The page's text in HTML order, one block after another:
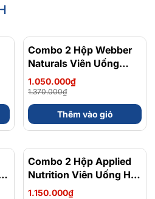
- 23%
Combo 2 Hộp Webber
Naturals Viên Uống
Magie Dễ Dàng Hấp
Làm Dịu Nhẹ Cho Hệ
Tiêu Hóa Magnesium
Bisglycinate 200mg -
Hộp 120 Viên
1.050.000₫
1.370.000₫
Thêm vào giỏ
Combo 2 Hộp Applied
Nutrition Viên Uống Hỗ
Trợ Nam Giới 120 viên
1.150.000₫